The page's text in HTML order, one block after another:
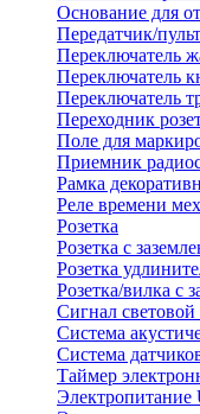
Основание для
Передатчик/
Переключатель
Переключатель
Переключатель
Переходник
Поле для
Приемник
Рамка
Реле времени
Розетка
Розетка с
Розетка
Розетка/вилка с
Сигнал
Система
Система
Таймер
Электропитание